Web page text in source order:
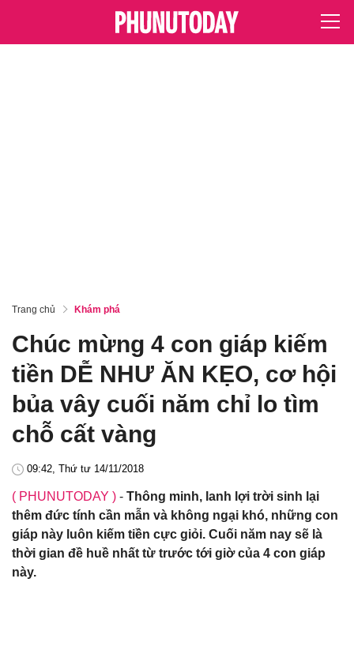
Trang chủ Khám phá
Chúc mừng 4 con giáp kiếm
tiền DỄ NHƯ ĂN KẸO, cơ hội
bủa vây cuối năm chỉ lo tìm
chỗ cất vàng
09:42, Thứ tư 14/11/2018
( PHUNUTODAY ) - Thông minh, lanh lợi trời sinh lại
thêm đức tính cần mẫn và không ngại khó, những con
giáp này luôn kiếm tiền cực giỏi. Cuối năm nay sẽ là
thời gian đề huề nhất từ trước tới giờ của 4 con giáp
này.